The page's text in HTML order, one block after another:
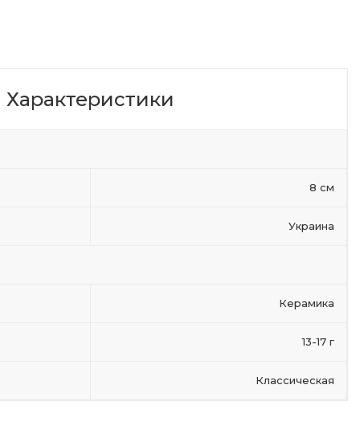
Характеристики
8 см
Украина
Керамика
13-17 г
Классическая